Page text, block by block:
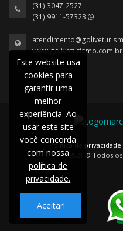
(31) 3047-2527
(31) 9911-57323
www.goliveturismo.com.br
Política de privacidade
2021 © Todos
Este website usa
cookies para
garantir uma
melhor
experiência. Ao
usar este site
você concorda
com nossa
política de
privacidade.
Aceitar!